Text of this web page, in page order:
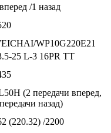
/1 назад
WP10G220E21
25 L-3 16PR TT
(2 передачи вперед,
назад)
(220.32) /2200